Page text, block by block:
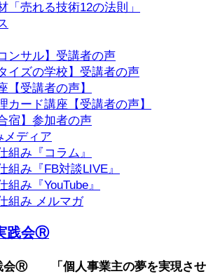
「売れる技術12の法則」
ンサル】受講者の声
イズの学校】受講者の声
【受講者の声】
カード講座【受講者の声】
宿】参加者の声
メディア
組み『コラム』
組み『FB対談LIVE』
組み『YouTube』
組み メルマガ
践会Ⓡ
会Ⓡ 「個人事業主の夢を実現させ